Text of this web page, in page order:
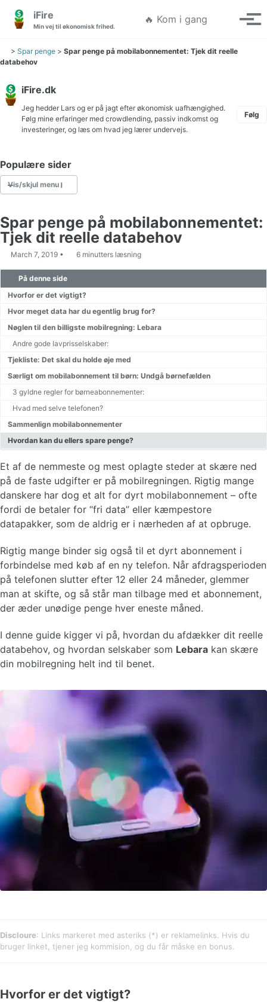
Gå til hovedmenuen
Gå til indholdet
Gå til sidefoden
iFire
Min vej til økonomisk frihed.
🔥 Kom i gang Søgning
Vis/
> Spar penge > Spar penge på mobilabonnementet: Tjek dit reelle
databehov
iFire.dk
Jeg hedder Lars og er på jagt efter økonomisk uafhængighed.
Følg mine erfaringer med crowdlending, passiv indkomst og
investeringer, og læs om hvad jeg lærer undervejs.
Følg
Populære sider
Vis/skjul menu
Skat af aktier lagerbeskatning eller realisationsbeskatning
Crowdlending Danmark
Gratis tv online
Renters rente beregner
Spar penge på mobilabonnementet:
Tjek dit reelle databehov
March 7, 2019 6 minutters læsning
På denne side
Hvorfor er det vigtigt?
Hvor meget data har du egentlig brug for?
Nøglen til den billigste mobilregning: Lebara
Andre gode lavprisselskaber:
Tjekliste: Det skal du holde øje med
Særligt om mobilabonnement til børn: Undgå børnefælden
3 gyldne regler for børneabonnementer:
Hvad med selve telefonen?
Sammenlign mobilabonnementer
Hvordan kan du ellers spare penge?
Et af de nemmeste og mest oplagte steder at skære ned
på de faste udgifter er på mobilregningen. Rigtig mange
danskere har dog et alt for dyrt mobilabonnement – ofte
fordi de betaler for “fri data” eller kæmpestore
datapakker, som de aldrig er i nærheden af at opbruge.
Rigtig mange binder sig også til et dyrt abonnement i
forbindelse med køb af en ny telefon. Når afdragsperioden
på telefonen slutter efter 12 eller 24 måneder, glemmer
man at skifte, og så står man tilbage med et abonnement,
der æder unødige penge hver eneste måned.
I denne guide kigger vi på, hvordan du afdækker dit reelle
databehov, og hvordan selskaber som Lebara kan skære
din mobilregning helt ind til benet.
Discloure: Links markeret med asteriks (*) er reklamelinks. Hvis du
bruger linket, tjener jeg kommision, og du får måske en bonus.
Hvorfor er det vigtigt?